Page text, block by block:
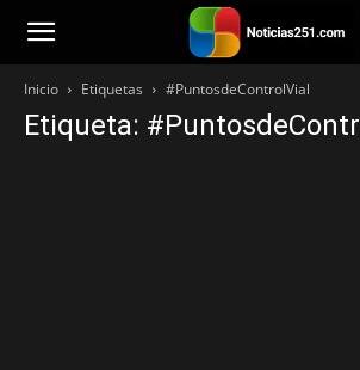
Noticias251
Inicio Etiquetas #PuntosdeControlVial
Etiqueta: